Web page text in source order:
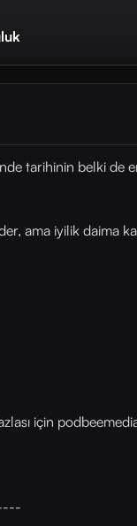
tarihinin belki de
ama iyilik daima
için